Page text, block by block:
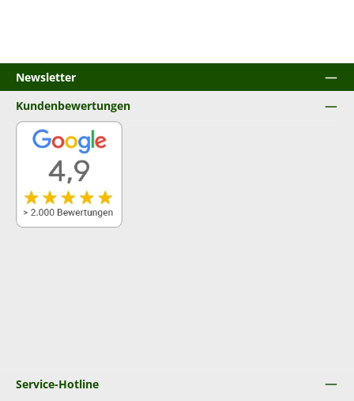
Newsletter
Service-Hotline
Kundenbewertungen